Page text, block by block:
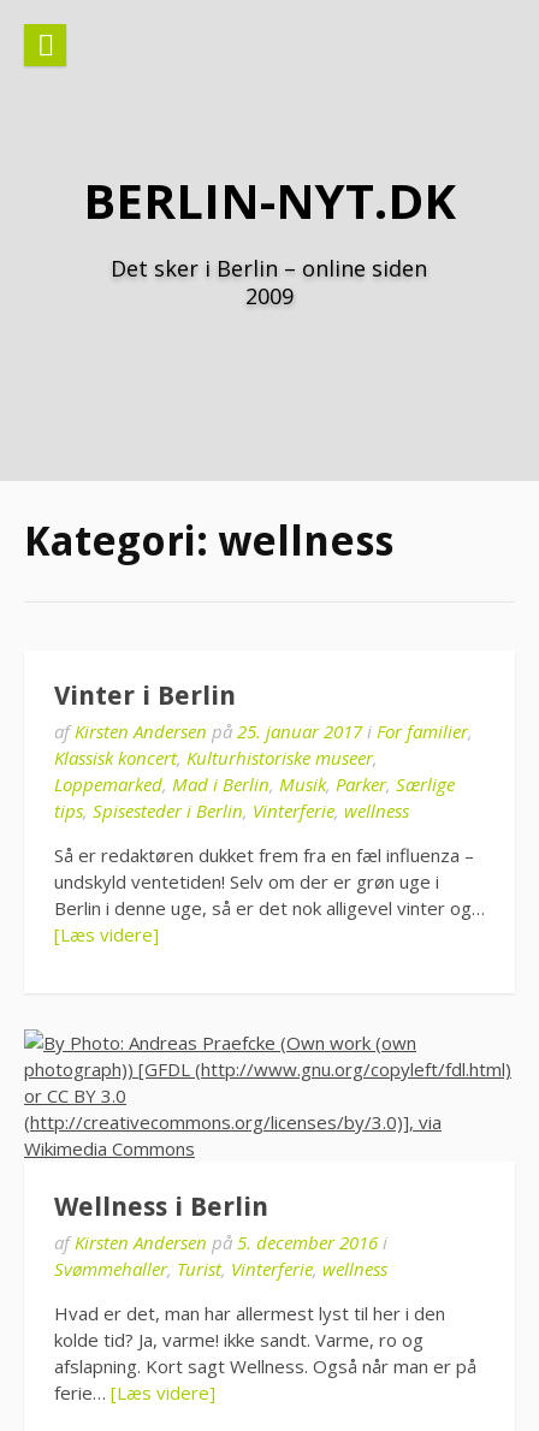
indhold
BERLIN-NYT.DK
Det sker i Berlin – online siden
2009
Kategori:wellness
Vinter i Berlin
afKirsten Andersen på 25. januar 2017i For familier,
Klassisk koncert, Kulturhistoriske museer,
Loppemarked, Mad i Berlin, Musik, Parker, Særlige
tips, Spisesteder i Berlin, Vinterferie, wellness
Så er redaktøren dukket frem fra en fæl influenza –
undskyld ventetiden! Selv om der er grøn uge i
Berlin i denne uge, så er det nok alligevel vinter og…
[Læs videre]
Wellness i Berlin
afKirsten Andersen på 5. december 2016 i
Svømmehaller, Turist, Vinterferie, wellness
Hvad er det, man har allermest lyst til her i den
kolde tid? Ja, varme! ikke sandt. Varme, ro og
afslapning. Kort sagt Wellness. Også når man er på
ferie… [Læs videre]